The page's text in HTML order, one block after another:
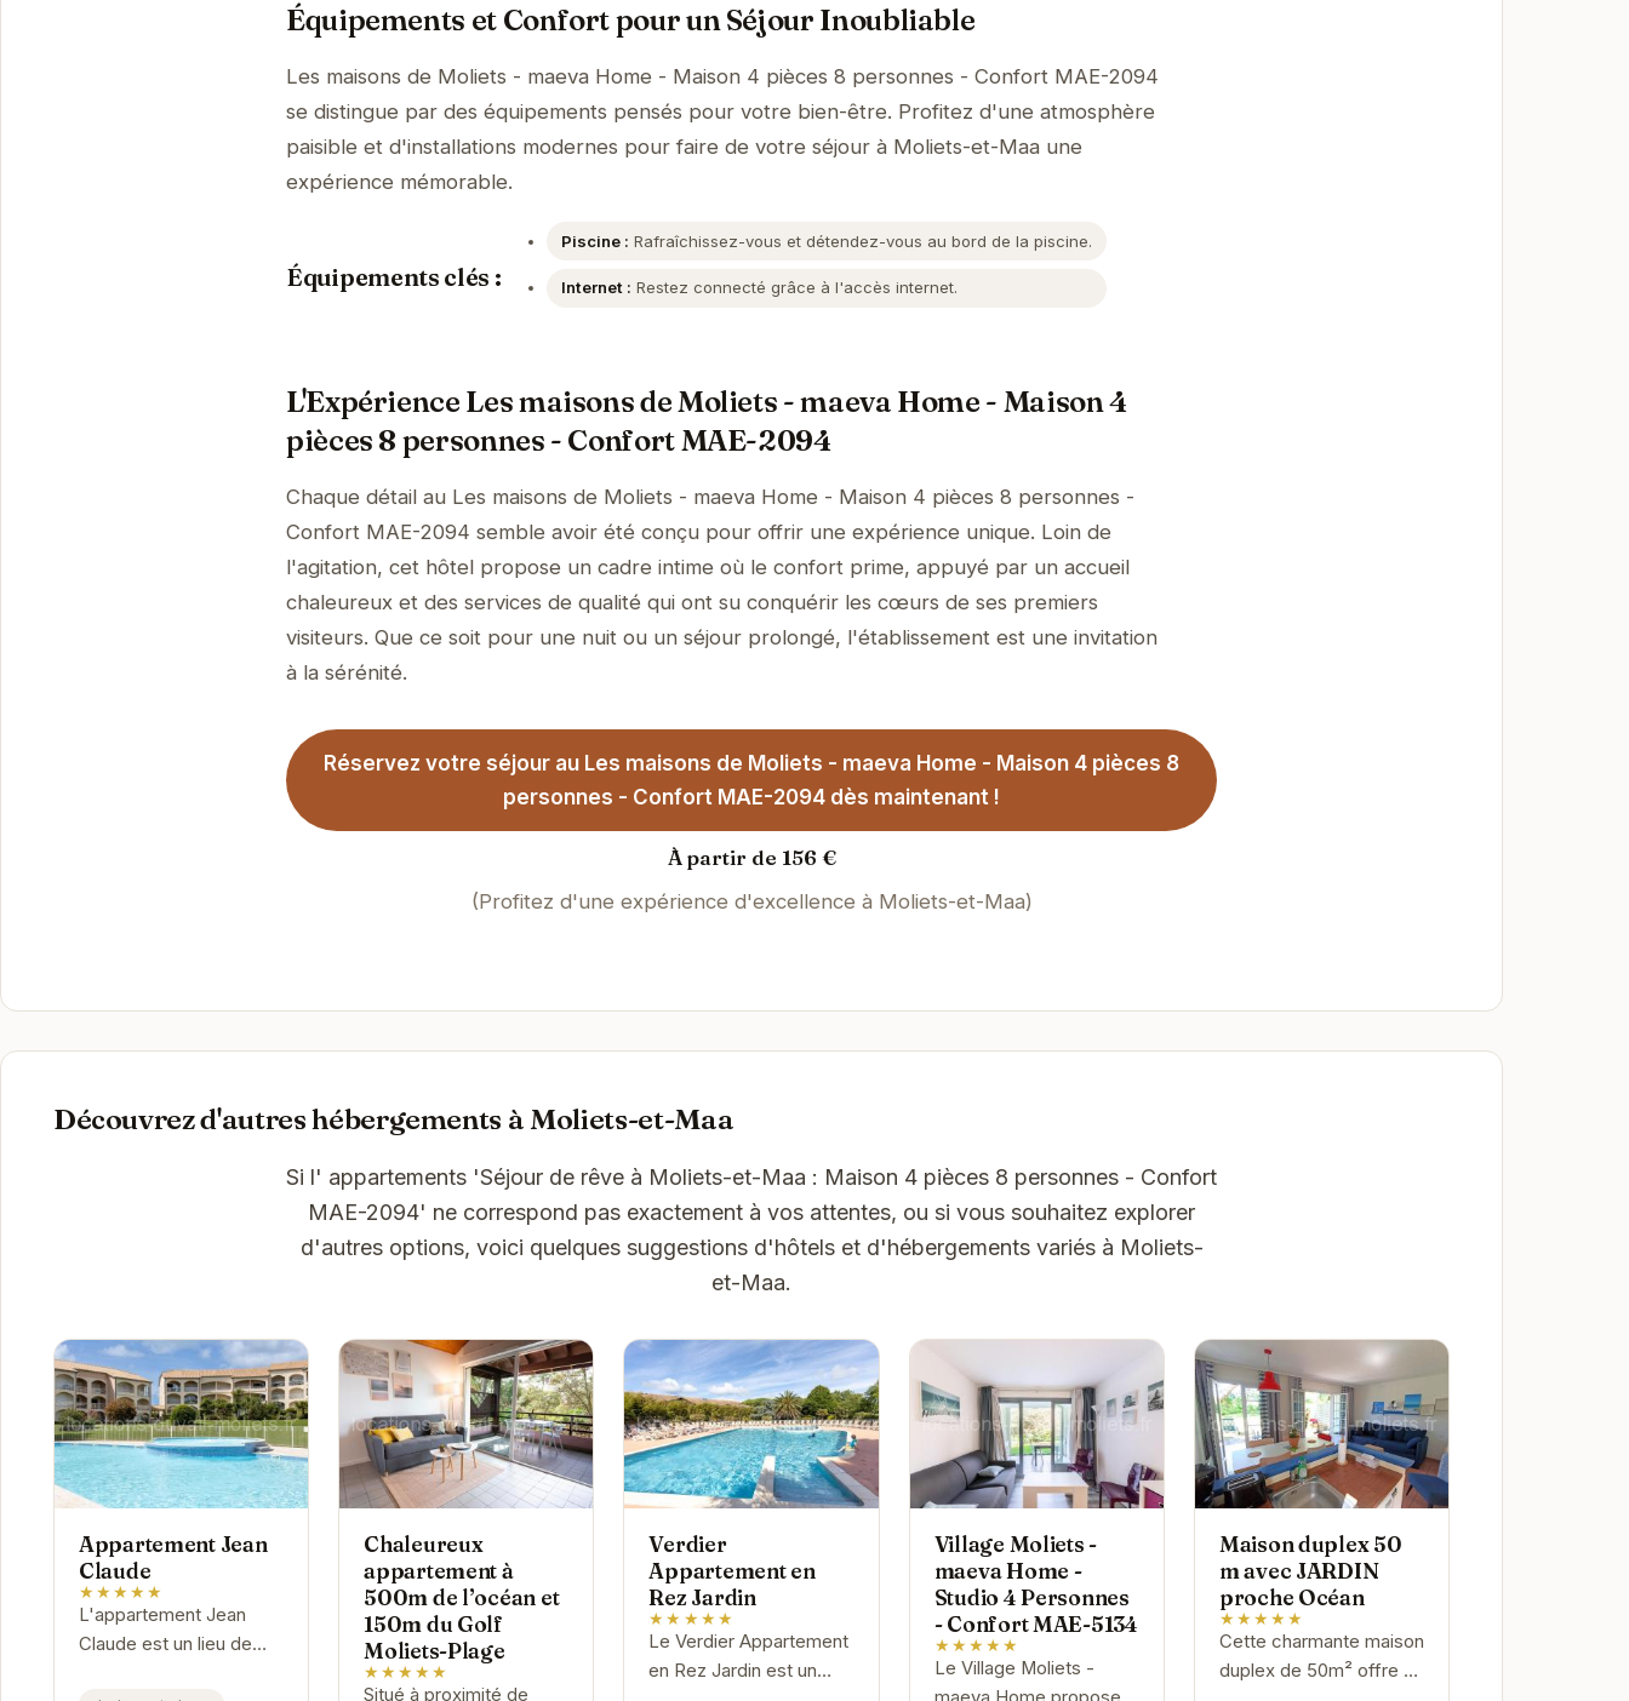
Équipements et Confort pour un Séjour Inoubliable
Les maisons de Moliets - maeva Home - Maison 4 pièces 8 personnes - Confort MAE-2094
se distingue par des équipements pensés pour votre bien-être. Profitez d'une atmosphère
paisible et d'installations modernes pour faire de votre séjour à Moliets-et-Maa une
expérience mémorable.
Équipements clés :
Piscine : Rafraîchissez-vous et détendez-vous au bord de la piscine.
Internet : Restez connecté grâce à l'accès internet.
L'Expérience Les maisons de Moliets - maeva Home - Maison 4
pièces 8 personnes - Confort MAE-2094
Chaque détail au Les maisons de Moliets - maeva Home - Maison 4 pièces 8 personnes -
Confort MAE-2094 semble avoir été conçu pour offrir une expérience unique. Loin de
l'agitation, cet hôtel propose un cadre intime où le confort prime, appuyé par un accueil
chaleureux et des services de qualité qui ont su conquérir les cœurs de ses premiers
visiteurs. Que ce soit pour une nuit ou un séjour prolongé, l'établissement est une invitation
à la sérénité.
Réservez votre séjour au Les maisons de Moliets - maeva Home - Maison 4 pièces 8
personnes - Confort MAE-2094 dès maintenant !
À partir de 156 €
(Profitez d'une expérience d'excellence à Moliets-et-Maa)
Découvrez d'autres hébergements à Moliets-et-Maa
Si l' appartements 'Séjour de rêve à Moliets-et-Maa : Maison 4 pièces 8 personnes - Confort
MAE-2094' ne correspond pas exactement à vos attentes, ou si vous souhaitez explorer
d'autres options, voici quelques suggestions d'hôtels et d'hébergements variés à Moliets-
et-Maa.
Appartement Jean
Claude
★★★★★
L'appartement Jean
Claude est un lieu de
Chaleureux
appartement à
500m de l’océan et
150m du Golf
Moliets-Plage
★★★★★
Situé à proximité de
Verdier
Appartement en
Rez Jardin
★★★★★
Le Verdier Appartement
en Rez Jardin est un
Village Moliets -
maeva Home -
Studio 4 Personnes
- Confort MAE-5134
★★★★★
Le Village Moliets -
Maison duplex 50
m avec JARDIN
proche Océan
★★★★★
Cette charmante maison
duplex de 50m² offre un